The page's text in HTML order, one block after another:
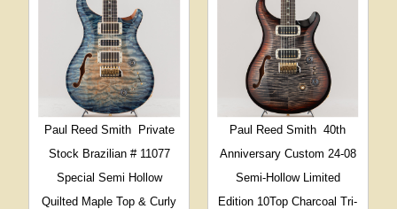
Paul Reed Smith
Private
Stock Brazilian # 11077
Special Semi Hollow
Quilted Maple Top & Curly
Paul Reed Smith 40th
Anniversary Custom 24-08
Semi-Hollow Limited
Edition 10Top Charcoal Tri-